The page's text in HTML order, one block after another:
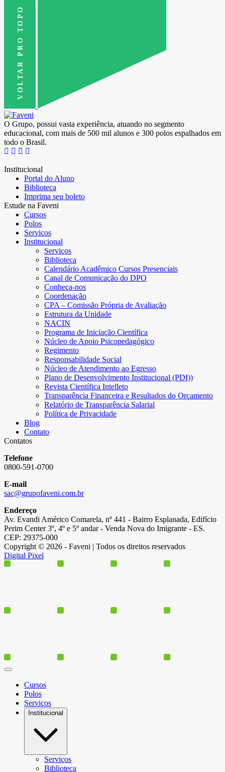
VOLTAR PRO TOPO
O Grupo, possui vasta experiência, atuando no segmento
educacional, com mais de 500 mil alunos e 300 polos espalhados em
todo o Brasil.
Institucional
Portal do Aluno
Biblioteca
Imprima seu boleto
Estude na Faveni
Cursos
Polos
Serviços
Institucional
Serviços
Biblioteca
Calendário Acadêmico Cursos Presenciais
Canal de Comunicação do DPO
Conheça-nos
Coordenação
CPA – Comissão Própria de Avaliação
Estrutura da Unidade
NACIN
Programa de Iniciação Científica
Núcleo de Apoio Psicopedagógico
Regimento
Responsabilidade Social
Núcleo de Atendimento ao Egresso
Plano de Desenvolvimento Institucional (PDI))
Revista Científica Intelleto
Transparência Financeira e Resultados do Orçamento
Relatório de Transparência Salarial
Política de Privacidade
Blog
Contato
Contatos
Telefone
0800-591-0700
E-mail
sac@grupofaveni.com.br
Endereço
Av. Evandi Américo Comarela, nº 441 - Bairro Esplanada, Edifício
Perim Center 3º, 4º e 5º andar - Venda Nova do Imigrante - ES.
CEP: 29375-000
Copyright © 2026 - Faveni | Todos os direitos reservados
Digital Pixel
Cursos
Polos
Serviços
Institucional
Serviços
Biblioteca